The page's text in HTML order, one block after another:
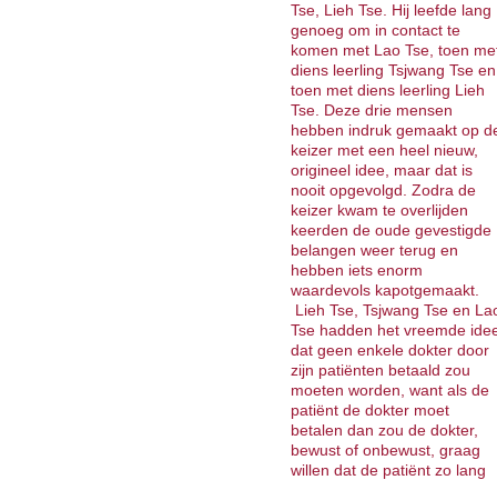
Tse, Lieh Tse. Hij leefde lang
genoeg om in contact te
komen met Lao Tse, toen
diens leerling Tsjwang Tse en
toen met diens leerling Lieh
Tse. Deze drie mensen
hebben indruk gemaakt op
keizer met een heel nieuw,
origineel idee, maar dat is
nooit opgevolgd. Zodra de
keizer kwam te overlijden
keerden de oude gevestigde
belangen weer terug en
hebben iets enorm
waardevols kapotgemaakt.
Lieh Tse, Tsjwang Tse en
Tse hadden het vreemde
dat geen enkele dokter door
zijn patiënten betaald zou
moeten worden, want als de
patiënt de dokter moet
betalen dan zou de dokter,
bewust of onbewust, graag
willen dat de patiënt zo lang